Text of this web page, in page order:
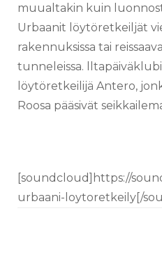
muualtakin kuin
Urbaanit löytöretkeiljät
rakennuksissa tai
tunneleissa.
löytöretkeilijä Antero,
Roosa pääsivät
[soundcloud]https://
urbaani-loytoretkeily[/